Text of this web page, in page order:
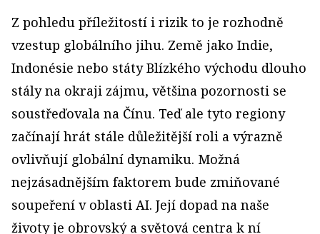
Z pohledu příležitostí i rizik to je rozhodně
vzestup globálního jihu. Země jako Indie,
Indonésie nebo státy Blízkého východu dlouho
stály na okraji zájmu, většina pozornosti se
soustřeďovala na Čínu. Teď ale tyto regiony
začínají hrát stále důležitější roli a výrazně
ovlivňují globální dynamiku. Možná
nejzásadnějším faktorem bude zmiňované
soupeření v oblasti AI. Její dopad na naše
životy je obrovský a světová centra k ní